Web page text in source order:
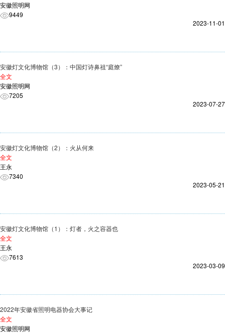
安徽照明网
9449
2023-11-01
安徽灯文化博物馆（3）：中国灯诗鼻祖“庭燎”
全文
安徽照明网
7205
2023-07-27
安徽灯文化博物馆（2）：火从何来
全文
王永
7340
2023-05-21
安徽灯文化博物馆（1）：灯者，火之容器也
全文
王永
7613
2023-03-09
2022年安徽省照明电器协会大事记
全文
安徽照明网